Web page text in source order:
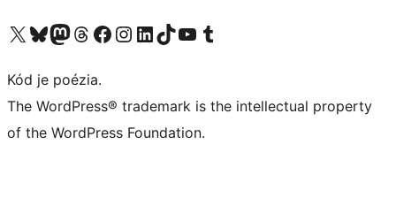
Navštívte náš účet na X (predtým Twitter)
Navštívte náš účet na platforme Bluesky
Navštívte náš účet na Mastodone
Navštívte náš účet na platforme Threads
Navštívte našu stránku na Facebooku
Navštívte náš účet Instagram
Navštívte náš účet LinkedIn
Navštívte náš účet na platforme TikTok
Navštívte náš kanál YouTube
Navštívte náš účet na platforme Tumblr
Kód je poézia.
The WordPress® trademark is the intellectual property
of the WordPress Foundation.